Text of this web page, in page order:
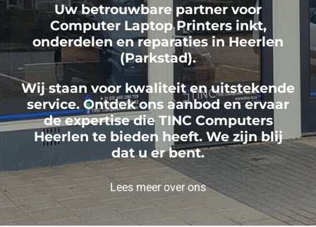
Uw betrouwbare partner voor
Computer Laptop Printers inkt,
onderdelen en reparaties in Heerlen
(Parkstad).
Wij staan voor kwaliteit en uitstekende
service. Ontdek ons aanbod en ervaar
de expertise die TINC Computers
Heerlen te bieden heeft. We zijn blij
dat u er bent.
Lees meer over ons